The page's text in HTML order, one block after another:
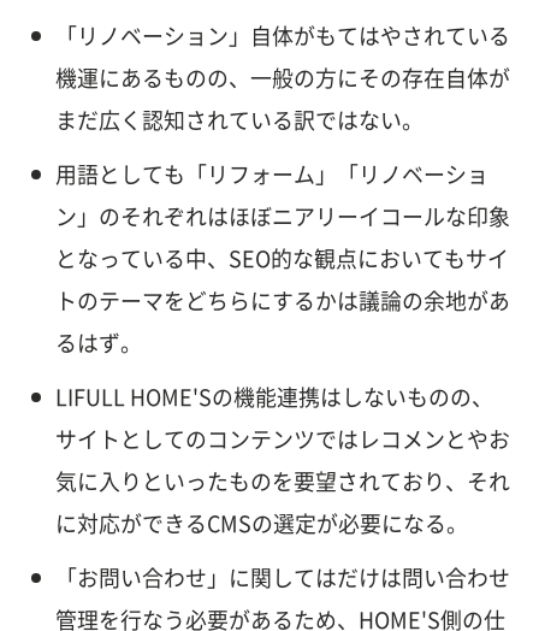
「リノベーション」自体がもてはやされている
機運にあるものの、一般の方にその存在自体が
まだ広く認知されている訳ではない。
用語としても「リフォーム」「リノベーショ
ン」のそれぞれはほぼニアリーイコールな印象
となっている中、SEO的な観点においてもサイ
トのテーマをどちらにするかは議論の余地があ
るはず。
LIFULL HOME'Sの機能連携はしないものの、
サイトとしてのコンテンツではレコメンとやお
気に入りといったものを要望されており、それ
に対応ができるCMSの選定が必要になる。
「お問い合わせ」に関してはだけは問い合わせ
管理を行なう必要があるため、HOME'S側の仕